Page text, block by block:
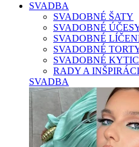
SVADBA
SVADOBNÉ ŠATY
SVADOBNÉ
SVADOBNÉ
SVADOBNÉ
SVADOBNÉ
RADY A
SVADBA